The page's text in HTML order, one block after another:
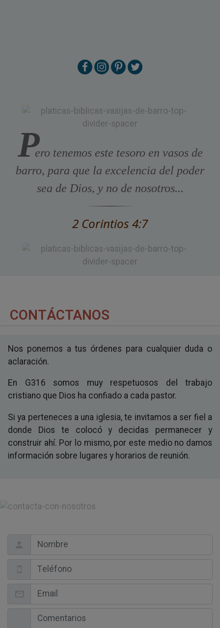
Pero tenemos este tesoro en vasos de
barro, para que la excelencia del poder
sea de Dios, y no de nosotros...
2 Corintios 4:7
CONTÁCTANOS
Nos ponemos a tus órdenes para cualquier duda o
aclaración.
En G316 somos muy respetuosos del trabajo
cristiano que Dios ha confiado a cada pastor.
Si ya perteneces a una iglesia, te invitamos a ser fiel a
donde Dios te colocó y decidas permanecer y
construir ahí. Por lo mismo, por este medio no damos
información sobre lugares y horarios de reunión.